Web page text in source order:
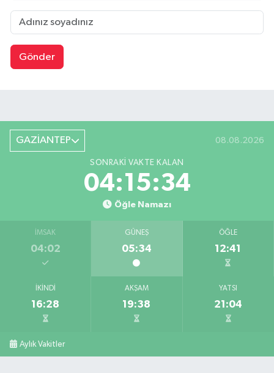
Gönder
GAZİANTEP 08.08.2026
SONRAKI VAKTE KALAN
04:15:33
Öğle Namazı
İMSAK
04:02
GÜNEŞ
05:34
ÖĞLE
12:41
İKINDI
16:28
AKŞAM
19:38
YATSI
21:04
Aylık Vakitler